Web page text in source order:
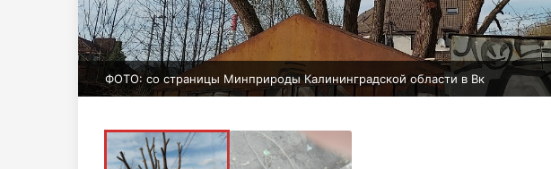
ФОТО: со страницы Минприроды Калининградской области в Вк